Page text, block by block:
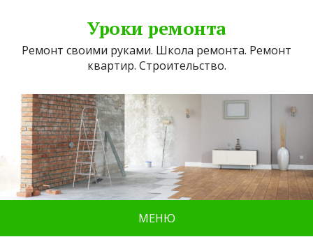
Уроки ремонта
Ремонт своими руками. Школа ремонта. Ремонт
квартир. Строительство.
МЕНЮ